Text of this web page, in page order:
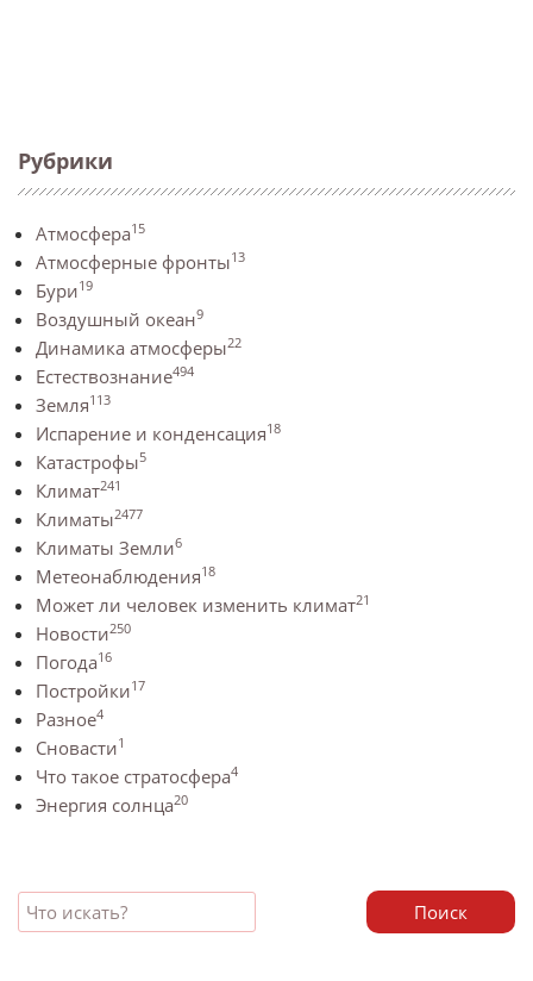
Рубрики
Атмосфера15
Атмосферные фронты13
Бури19
Воздушный океан9
Динамика атмосферы22
Естествознание494
Земля113
Испарение и конденсация18
Катастрофы5
Климат241
Климаты2477
Климаты Земли6
Метеонаблюдения18
Может ли человек изменить климат21
Новости250
Погода16
Постройки17
Разное4
Сновасти1
Что такое стратосфера4
Энергия солнца20
Поиск